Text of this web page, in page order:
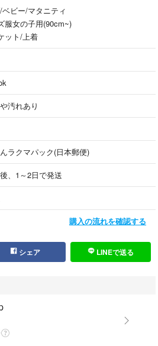
されています。
かの素材になっています。そして、寒い季
ります。
ンとジッパーの両方で開閉できる仕様のよ
般的な古着の範疇とご理解ください。その
。
買い求めください。
パクトに折りたたんで発送いたします。畳
が異なる場合があります。
ベビー/マタニティ
服女の子用(90cm~)
ット/上着
汚れあり
ラクマパック(日本郵便)
、1～2日で発送
購入の流れを確認する
シェア LINEで送る